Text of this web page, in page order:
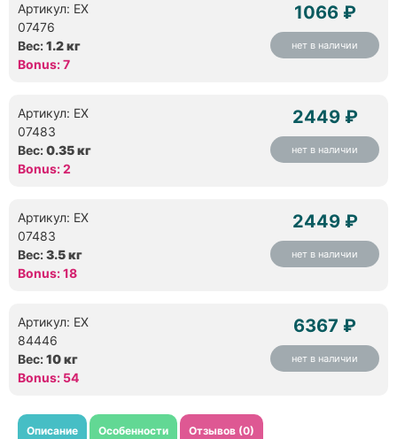
Артикул: EX
07476
Вес:1.2 кг
Bonus: 7
1066 ₽
нет в наличии
Артикул: EX
07483
Вес:0.35 кг
Bonus: 2
2449 ₽
нет в наличии
Артикул: EX
07483
Вес:3.5 кг
Bonus: 18
2449 ₽
нет в наличии
Артикул: EX
84446
Вес:10 кг
Bonus: 54
6367 ₽
нет в наличии
Описание Особенности Отзывов (0)